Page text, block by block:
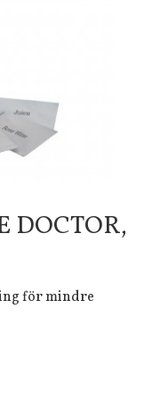
DOCTOR,
för mindre